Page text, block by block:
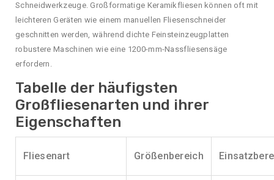
Schneidwerkzeuge. Großformatige Keramikfliesen können oft mit
leichteren Geräten wie einem manuellen Fliesenschneider
geschnitten werden, während dichte Feinsteinzeugplatten
robustere Maschinen wie eine 1200-mm-Nassfliesensäge
erfordern.
Tabelle der häufigsten
Großfliesenarten und ihrer
Eigenschaften
Fliesenart Größenbereich